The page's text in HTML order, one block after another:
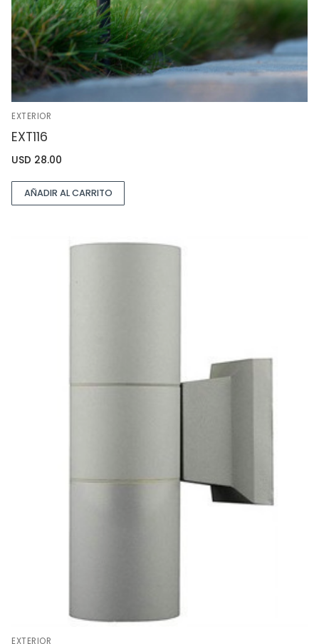
EXTERIOR
EXT116
USD 28.00
AÑADIR AL CARRITO
EXTERIOR